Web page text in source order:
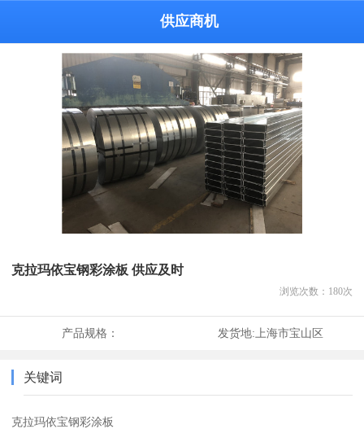
供应商机
克拉玛依宝钢彩涂板 供应及时
浏览次数： 180次
产品规格： 发货地:上海市宝山区
关键词
克拉玛依宝钢彩涂板